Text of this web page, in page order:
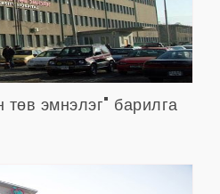
эмнэлэг" барилга